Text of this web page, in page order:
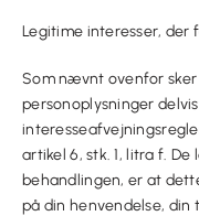
Legitime interesser, der
Som nævnt ovenfor
personoplysninger
artikel 6, stk. 1, litra f.
behandlingen, er at
på din henvendelse,